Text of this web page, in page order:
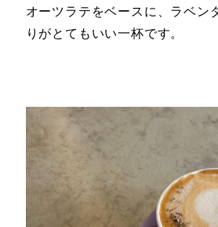
オーツラテをベースに、ラベン
りがとてもいい一杯です。